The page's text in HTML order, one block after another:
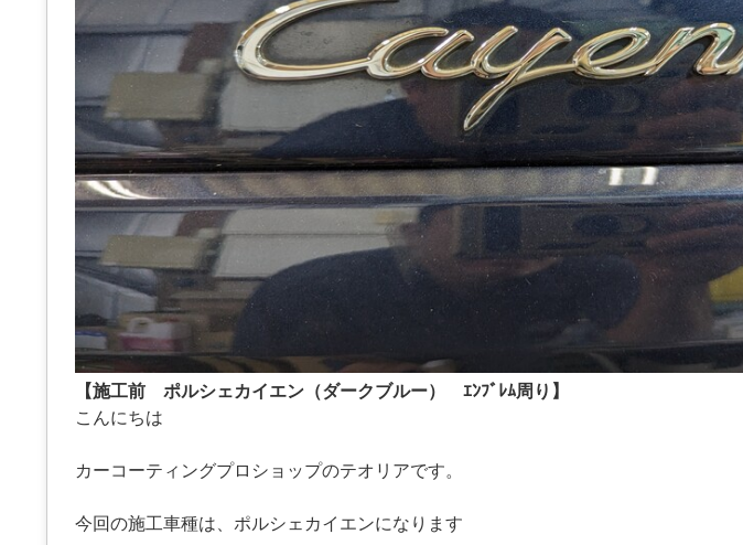
【施工前 ポルシェカイエン（ダークブルー） ｴﾝﾌﾞﾚﾑ周り】
こんにちは
カーコーティングプロショップのテオリアです。
今回の施工車種は、ポルシェカイエンになります